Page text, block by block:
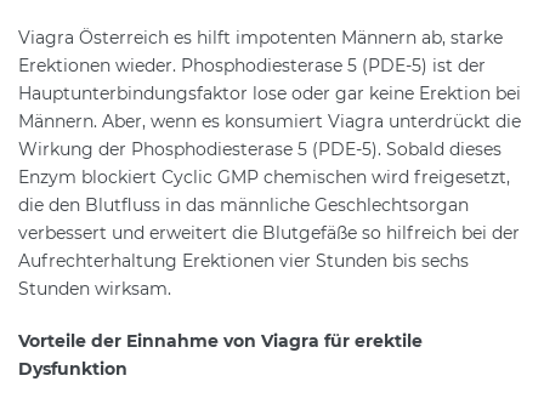
Viagra Österreich es hilft impotenten Männern ab, starke
Erektionen wieder. Phosphodiesterase 5 (PDE-5) ist der
Hauptunterbindungsfaktor lose oder gar keine Erektion bei
Männern. Aber, wenn es konsumiert Viagra unterdrückt die
Wirkung der Phosphodiesterase 5 (PDE-5). Sobald dieses
Enzym blockiert Cyclic GMP chemischen wird freigesetzt,
die den Blutfluss in das männliche Geschlechtsorgan
verbessert und erweitert die Blutgefäße so hilfreich bei der
Aufrechterhaltung Erektionen vier Stunden bis sechs
Stunden wirksam.
Vorteile der Einnahme von Viagra für erektile
Dysfunktion